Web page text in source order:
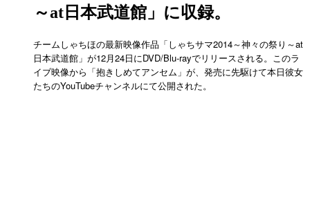
～at日本武道館」に収録。
チームしゃちほの最新映像作品「しゃちサマ2014～神々の祭り～at
日本武道館」が12月24日にDVD/Blu-rayでリリースされる。このラ
イブ映像から「抱きしめてアンセム」が、発売に先駆けて本日彼女
たちのYouTubeチャンネルにて公開された。